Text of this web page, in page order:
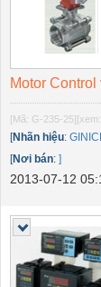
Motor
[Mã: G-235-25]
[Nhãn hiệu:
[Nơi bán: ]
2013-07-12